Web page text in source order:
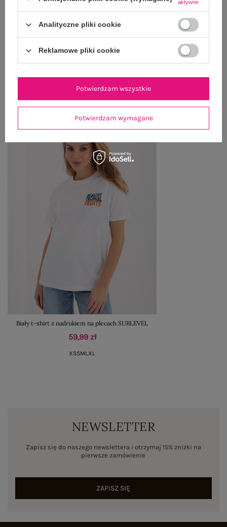
WYSYŁKA I DOSTAWA
ZWROTY I REKLAMACJE
OSTATNIO OGLĄDANE
Biały t-shirt z nadrukiem na plecach SUBLEVEL
59,99 zł
XSSML XL
NEWSLETTER
Zapisz się do naszego newslettera i otrzymaj 15% zniżki na
pierwsze zamówienie
ZAPISZ SIĘ
aktywne
Analityczne pliki cookie
Reklamowe pliki cookie
Potwierdzam wymagane
Potwierdzam wszystkie